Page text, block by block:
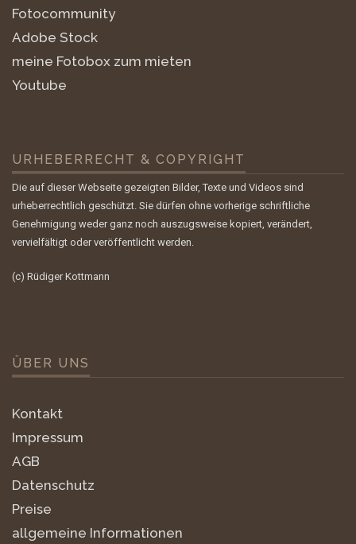
Fotocommunity
Adobe Stock
meine Fotobox zum mieten
Youtube
URHEBERRECHT & COPYRIGHT
Die auf dieser Webseite gezeigten Bilder, Texte und Videos sind
urheberrechtlich geschützt. Sie dürfen ohne vorherige schriftliche
Genehmigung weder ganz noch auszugsweise kopiert, verändert,
vervielfältigt oder veröffentlicht werden.
(c) Rüdiger Kottmann
ÜBER UNS
Kontakt
Impressum
AGB
Datenschutz
Preise
allgemeine Informationen